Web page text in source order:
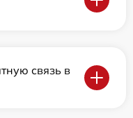
связь в